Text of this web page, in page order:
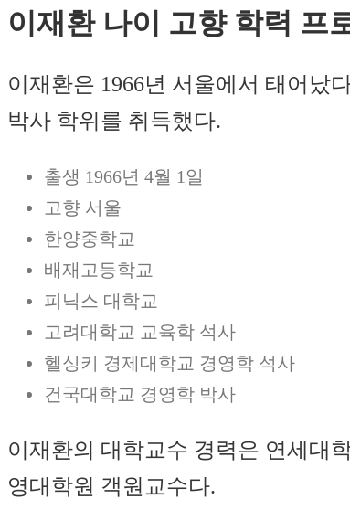
이재환 나이 고향 학력 프
이재환은 1966년 서울에서 태어났
박사 학위를 취득했다.
출생 1966년 4월 1일
고향 서울
한양중학교
배재고등학교
피닉스 대학교
고려대학교 교육학 석사
헬싱키 경제대학교 경영학 석사
건국대학교 경영학 박사
이재환의 대학교수 경력은 연세대
영대학원 객원교수다.